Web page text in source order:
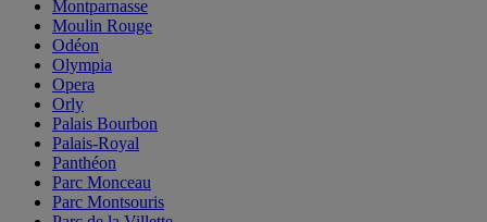
Montparnasse
Moulin Rouge
Odéon
Olympia
Opera
Orly
Palais Bourbon
Palais-Royal
Panthéon
Parc Monceau
Parc Montsouris